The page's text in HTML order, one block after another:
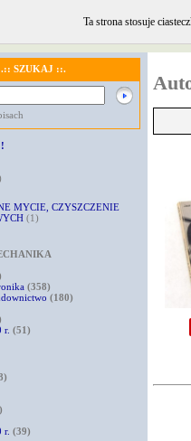
.:: SZUKAJ ::.
MYCIE, CZYSZCZENIE
(1)
(358)
(180)
r. (51)
r. (39)
Ta strona stosuje